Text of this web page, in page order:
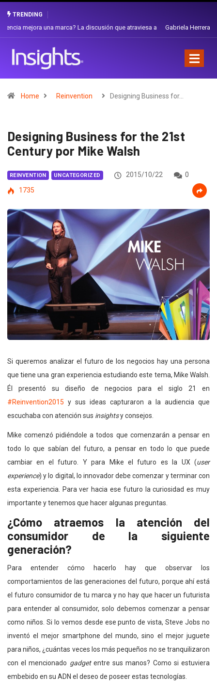
TRENDING
Gabriela Herrera y el arte de cambiarse el sombrero en Corporación
Home Reinvention Designing Business for…
Designing Business for the 21st
Century por Mike Walsh
REINVENTION UNCATEGORIZED 2015/10/22
0
1735
Si queremos analizar el futuro de los negocios hay una persona
que tiene una gran experiencia estudiando este tema, Mike Walsh.
Él presentó su diseño de negocios para el siglo 21 en
#Reinvention2015 y sus ideas capturaron a la audiencia que
escuchaba con atención sus insightsy consejos.
Mike comenzó pidiéndole a todos que comenzarán a pensar en
todo lo que sabían del futuro, a pensar en todo lo que puede
cambiar en el futuro. Y para Mike el futuro es la UX (user
experience) y lo digital, lo innovador debe comenzar y terminar con
esta experiencia. Para ver hacia ese futuro la curiosidad es muy
importante y tenemos que hacer algunas preguntas.
¿Cómo atraemos la atención del
consumidor de la siguiente
generación?
Para entender cómo hacerlo hay que observar los
comportamientos de las generaciones del futuro, porque ahí está
el futuro consumidor de tu marca y no hay que hacer un futurista
para entender al consumidor, solo debemos comenzar a pensar
como niños. Si lo vemos desde ese punto de vista, Steve Jobs no
inventó el mejor smartphone del mundo, sino el mejor juguete
para niños, ¿cuántas veces los más pequeños no se tranquilizaron
con el mencionado gadgetentre sus manos? Como si estuviera
embebido en su ADN el deseo de poseer estas tecnologías.